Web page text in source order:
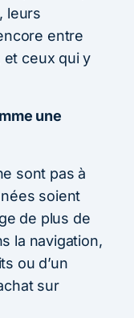
leurs
entre
et ceux qui y
une
sont pas à
soient
de plus de
la navigation,
ou d’un
sur